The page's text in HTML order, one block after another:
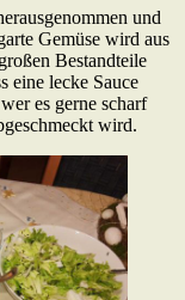
und
Gemüse wird aus
Bestandteile
eine lecke Sauce
es gerne scharf
wird.